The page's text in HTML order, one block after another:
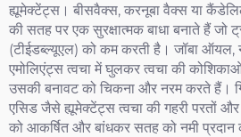
ह्यूमेक्टेंट्स। बीसवैक्स, करनूबा वैक्स या
की सतह पर एक सुरक्षात्मक बाधा बनाते हैं जो
(टीईडब्ल्यूएल) को कम करती है। जॉबा ऑयल,
एमोलिएंट्स त्वचा में घुलकर त्वचा की
उसकी बनावट को चिकना और नरम करते हैं।
एसिड जैसे ह्यूमेक्टेंट्स त्वचा की गहरी परतों
को आकर्षित और बांधकर सतह को नमी